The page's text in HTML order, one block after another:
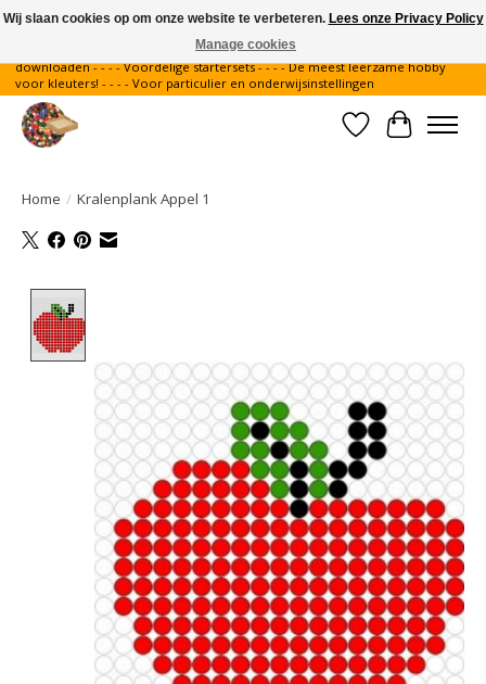
Gratis verzending binnen Nederland - - - - Legvoorbeelden gratis te
downloaden - - - - Voordelige startersets - - - - De meest leerzame hobby
voor kleuters! - - - - Voor particulier en onderwijsinstellingen
Verlanglijst
Home / Kralenplank Appel 1
Wij slaan cookies op om onze website te verbeteren. Lees onze Privacy Policy
Manage cookies